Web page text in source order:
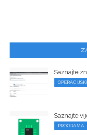
Saznajte
Saznajte
PROGRAMA